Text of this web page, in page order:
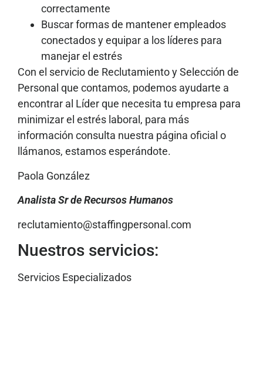
correctamente
Buscar formas de mantener empleados
conectados y equipar a los líderes para
manejar el estrés
Con el servicio de Reclutamiento y Selección de
Personal que contamos, podemos ayudarte a
encontrar al Líder que necesita tu empresa para
minimizar el estrés laboral, para más
información consulta nuestra página oficial o
llámanos, estamos esperándote.
Paola González
Analista Sr de Recursos Humanos
reclutamiento@staffingpersonal.com
Nuestros servicios:
Servicios Especializados